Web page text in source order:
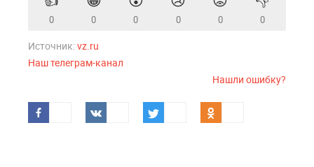
0 0 0 0 0 0
Источник:vz.ru
Наш телеграм-канал
Нашли ошибку?